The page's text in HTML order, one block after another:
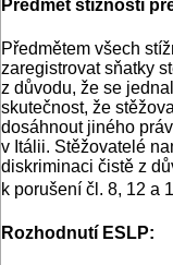
Předmět stížnosti
Předmětem všech
zaregistrovat sňatky
z důvodu, že se
skutečnost, že
dosáhnout jiného
v Itálii. Stěžovatelé
diskriminaci čistě z
k porušení čl. 8, 12 a
Rozhodnutí ESLP: